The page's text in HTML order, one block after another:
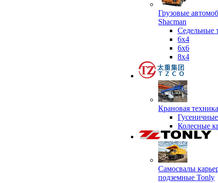
Грузовые
Shacman
Седельные
6х4
6x6
8x4
Крановая
Колесные
Самосвалы
подземные Tonly